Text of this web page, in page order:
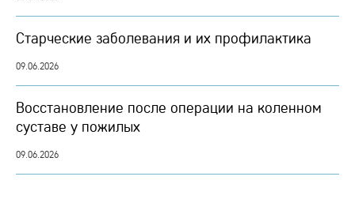
Старческие заболевания и их профилактика
09.06.2026
Восстановление после операции на коленном
суставе у пожилых
09.06.2026